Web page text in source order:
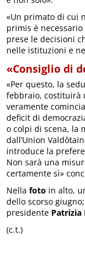
«Un primato di cui
primis è
prese le decisioni
nelle istituzioni e
«Consiglio di
«Per questo, la
febbraio, costituirà
veramente
deficit di
o colpi di scena, la
dall’Union
introduce la
Non sarà una
certamente sì»
Nella foto in alto,
dello scorso
presidente Patrizia
(c.t.)